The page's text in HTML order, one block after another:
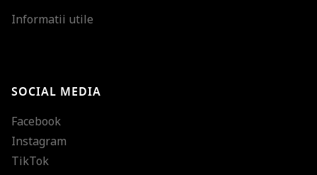
Informatii utile
SOCIAL MEDIA
Facebook
Instagram
TikTok